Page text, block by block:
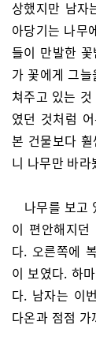
상했지만 남
아당기는 나무
들이 만발한
가 꽃에게 그
쳐주고 있는
였던 것처럼
본 건물보다
니 나무만 바라
나무를 보고
이 편안해지
다. 오른쪽에
이 보였다. 하
다. 남자는 이
다온과 점점 가